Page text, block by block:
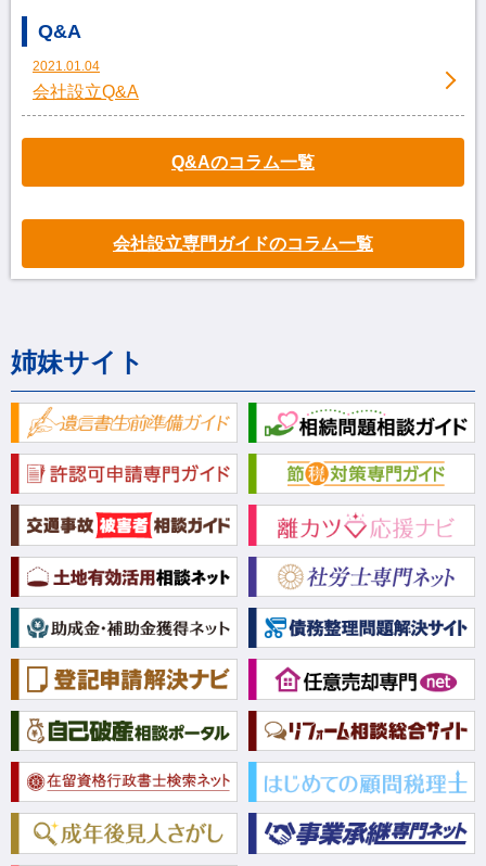
Q&A
2021.01.04
会社設立Q&A
Q&Aのコラム一覧
会社設立専門ガイドのコラム一覧
姉妹サイト